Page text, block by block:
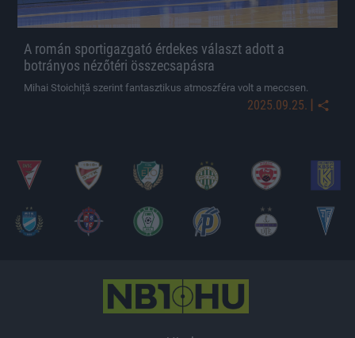
A román sportigazgató érdekes választ adott a
botrányos nézőtéri összecsapásra
Mihai Stoichiță szerint fantasztikus atmoszféra volt a meccsen.
2025.09.25. |